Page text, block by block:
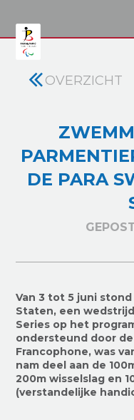
OVERZICHT
DE PARA
Van 3 tot 5 juni stond
Staten, een
Series op het
ondersteund door de
Francophone,was
nam deel aan de
200m wisselslag en
(verstandelijke